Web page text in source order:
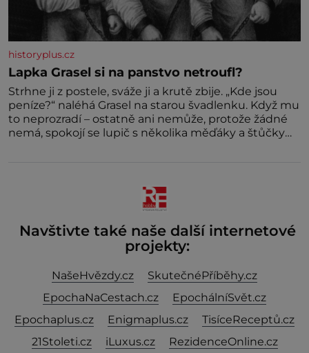
historyplus.cz
Lapka Grasel si na panstvo netroufl?
Strhne ji z postele, sváže ji a krutě zbije. „Kde jsou
peníze?“ naléhá Grasel na starou švadlenku. Když mu
to neprozradí – ostatně ani nemůže, protože žádné
nemá, spokojí se lupič s několika měďáky a štůčky
Navštivte také naše další internetové
projekty:
NašeHvězdy.cz
SkutečnéPříběhy.cz
EpochaNaCestach.cz
EpochálníSvět.cz
Epochaplus.cz
Enigmaplus.cz
TisíceReceptů.cz
21Stoleti.cz
iLuxus.cz
RezidenceOnline.cz